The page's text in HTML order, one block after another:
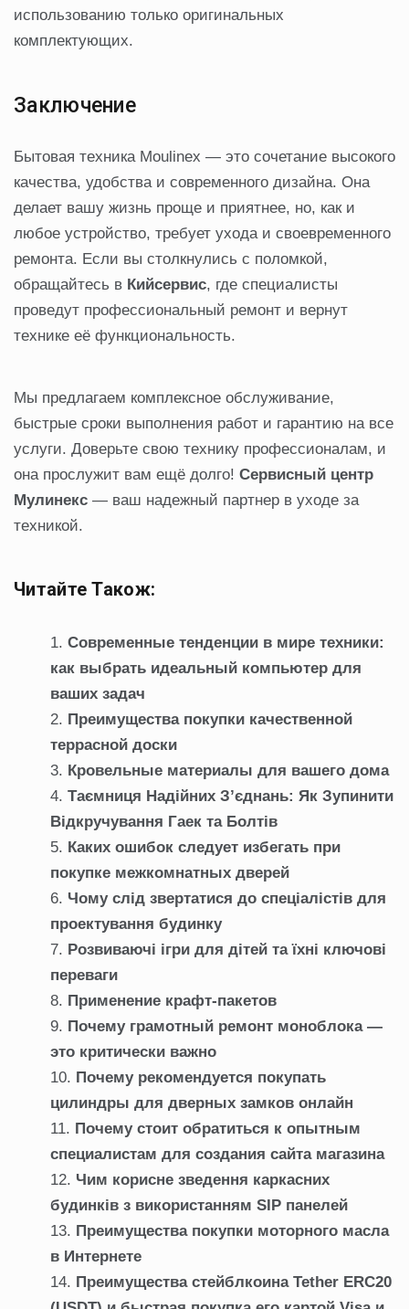
использованию только оригинальных
комплектующих.
Заключение
Бытовая техника Moulinex — это сочетание высокого
качества, удобства и современного дизайна. Она
делает вашу жизнь проще и приятнее, но, как и
любое устройство, требует ухода и своевременного
ремонта. Если вы столкнулись с поломкой,
обращайтесь в Кийсервис, где специалисты
проведут профессиональный ремонт и вернут
технике её функциональность.
Мы предлагаем комплексное обслуживание,
быстрые сроки выполнения работ и гарантию на все
услуги. Доверьте свою технику профессионалам, и
она прослужит вам ещё долго! Сервисный центр
Мулинекс — ваш надежный партнер в уходе за
техникой.
Читайте Також:
Современные тенденции в мире техники:
как выбрать идеальный компьютер для
ваших задач
Преимущества покупки качественной
террасной доски
Кровельные материалы для вашего дома
Таємниця Надійних З’єднань: Як Зупинити
Відкручування Гаек та Болтів
Каких ошибок следует избегать при
покупке межкомнатных дверей
Чому слід звертатися до спеціалістів для
проектування будинку
Розвиваючі ігри для дітей та їхні ключові
переваги
Применение крафт-пакетов
Почему грамотный ремонт моноблока —
это критически важно
Почему рекомендуется покупать
цилиндры для дверных замков онлайн
Почему стоит обратиться к опытным
специалистам для создания сайта магазина
Чим корисне зведення каркасних
будинків з використанням SIP панелей
Преимущества покупки моторного масла
в Интернете
Преимущества стейблкоина Tether ERC20